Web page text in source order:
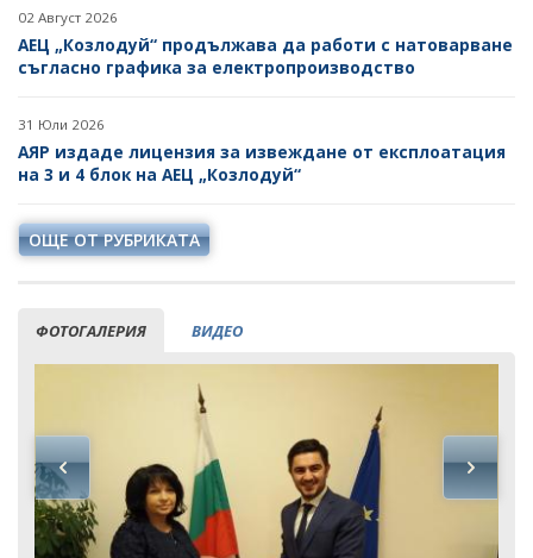
02 Август 2026
АЕЦ „Козлодуй“ продължава да работи с натоварване
съгласно графика за електропроизводство
31 Юли 2026
АЯР издаде лицензия за извеждане от експлоатация
на 3 и 4 блок на АЕЦ „Козлодуй“
ОЩЕ ОТ РУБРИКАТА
ФОТОГАЛЕРИЯ ВИДЕО